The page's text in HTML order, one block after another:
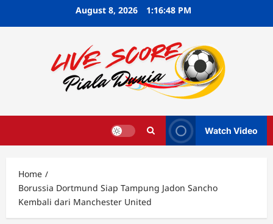
August 8, 2026 1:16:48 PM
Watch Video
Home
Borussia Dortmund Siap Tampung Jadon Sancho
Kembali dari Manchester United